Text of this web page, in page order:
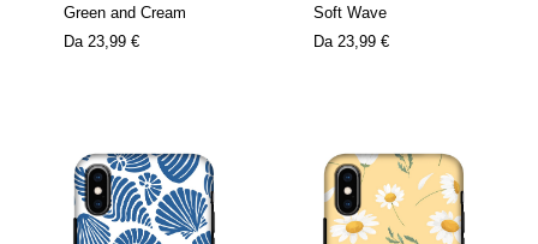
Green and Cream
Da 23,99 €
Soft Wave
Da 23,99 €